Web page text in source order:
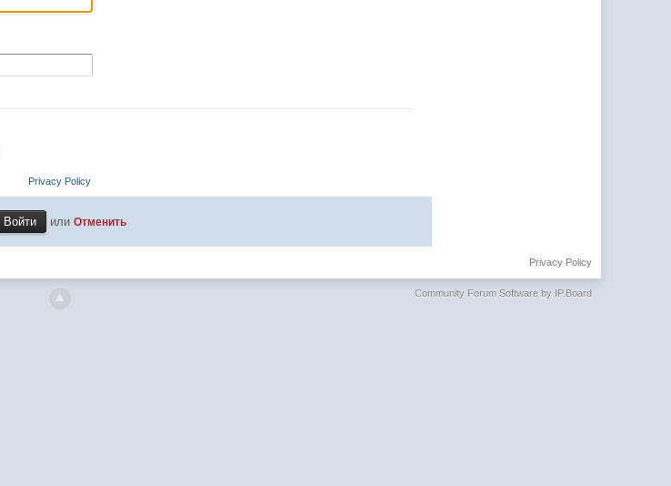
Privacy Policy
или Отменить
Privacy Policy
Community Forum Software by IP.Board